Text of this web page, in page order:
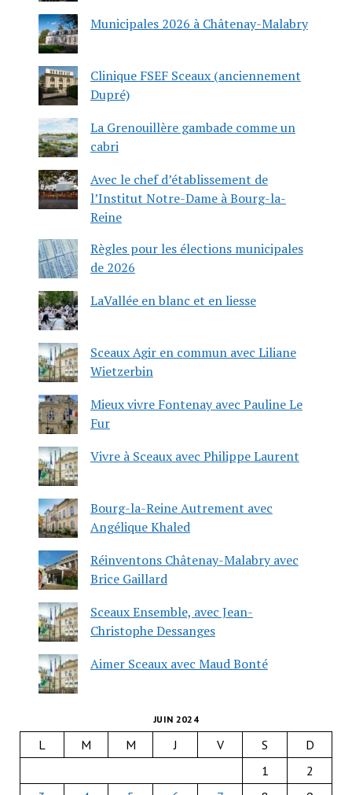
Municipales 2026 à Châtenay-Malabry
Clinique FSEF Sceaux (anciennement
Dupré)
La Grenouillère gambade comme un
cabri
Avec le chef d’établissement de
l’Institut Notre-Dame à Bourg-la-
Reine
Règles pour les élections municipales
de 2026
LaVallée en blanc et en liesse
Sceaux Agir en commun avec Liliane
Wietzerbin
Mieux vivre Fontenay avec Pauline Le
Fur
Vivre à Sceaux avec Philippe Laurent
Bourg-la-Reine Autrement avec
Angélique Khaled
Réinventons Châtenay-Malabry avec
Brice Gaillard
Sceaux Ensemble, avec Jean-
Christophe Dessanges
Aimer Sceaux avec Maud Bonté
JUIN 2024
L M M J V S
D
1
2